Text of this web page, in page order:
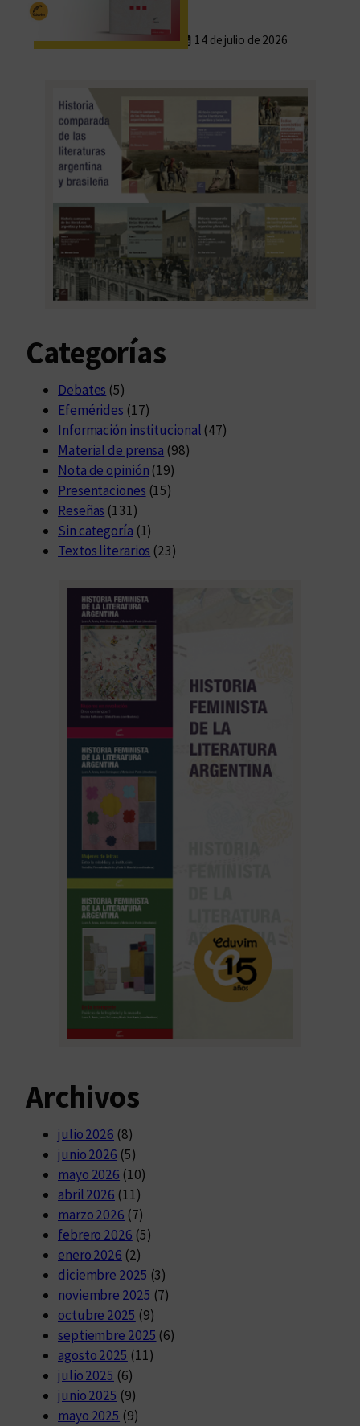
14 de julio de 2026
Categorías
Debates (5)
Efemérides (17)
Información institucional (47)
Material de prensa (98)
Nota de opinión (19)
Presentaciones (15)
Reseñas (131)
Sin categoría (1)
Textos literarios (23)
Archivos
julio 2026 (8)
junio 2026 (5)
mayo 2026 (10)
abril 2026 (11)
marzo 2026 (7)
febrero 2026 (5)
enero 2026 (2)
diciembre 2025 (3)
noviembre 2025 (7)
octubre 2025 (9)
septiembre 2025 (6)
agosto 2025 (11)
julio 2025 (6)
junio 2025 (9)
mayo 2025 (9)